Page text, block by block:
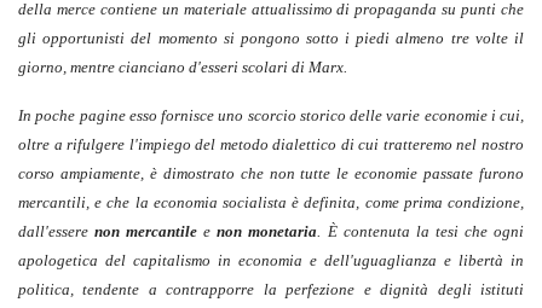
della merce contiene un materiale attualissimo di propaganda su punti che
gli opportunisti del momento si pongono sotto i piedi almeno tre volte il
giorno, mentre cianciano d'esseri scolari di Marx.
In poche pagine esso fornisce uno scorcio storico delle varie economie i cui,
oltre a rifulgere l'impiego del metodo dialettico di cui tratteremo nel nostro
corso ampiamente, è dimostrato che non tutte le economie passate furono
mercantili, e che la economia socialista è definita, come prima condizione,
dall'esserenon mercantile enon monetaria. È contenuta la tesi che ogni
apologetica del capitalismo in economia e dell'uguaglianza e libertà in
politica, tendente a contrapporre la perfezione e dignità degli istituti